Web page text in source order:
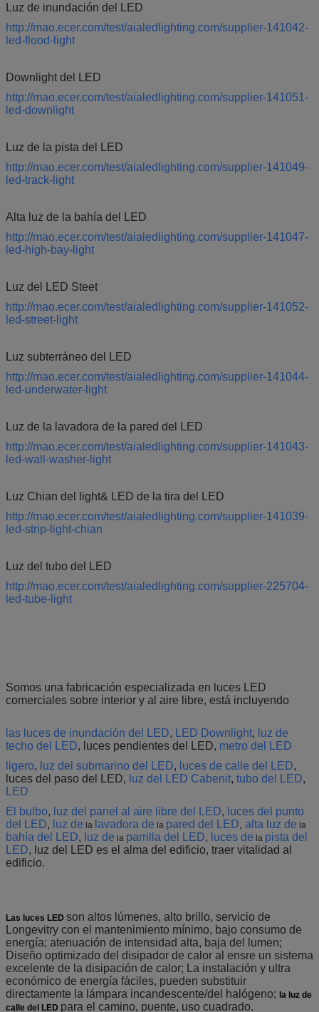
Luz de inundación del LED
http://mao.ecer.com/test/aialedlighting.com/supplier-141042-
led-flood-light
Downlight del LED
http://mao.ecer.com/test/aialedlighting.com/supplier-141051-
led-downlight
Luz de la pista del LED
http://mao.ecer.com/test/aialedlighting.com/supplier-141049-
led-track-light
Alta luz de la bahía del LED
http://mao.ecer.com/test/aialedlighting.com/supplier-141047-
led-high-bay-light
Luz del LED Steet
http://mao.ecer.com/test/aialedlighting.com/supplier-141052-
led-street-light
Luz subterráneo del LED
http://mao.ecer.com/test/aialedlighting.com/supplier-141044-
led-underwater-light
Luz de la lavadora de la pared del LED
http://mao.ecer.com/test/aialedlighting.com/supplier-141043-
led-wall-washer-light
Luz Chian del light& LED de la tira del LED
http://mao.ecer.com/test/aialedlighting.com/supplier-141039-
led-strip-light-chian
Luz del tubo del LED
http://mao.ecer.com/test/aialedlighting.com/supplier-225704-
led-tube-light
Somos una fabricación especializada en luces LED
comerciales sobre interior y al aire libre, está incluyendo
las luces de inundación del LED, LED Downlight, luz de
techo del LED, luces pendientes del LED, metro del LED
ligero, luz del submarino del LED, luces de calle del LED,
luces del paso del LED, luz del LED Cabenit, tubo del LED,
LED
El bulbo, luz del panel al aire libre del LED, luces del punto
del LED, luz de la lavadora de la pared del LED, alta luz de la
bahía del LED, luz de la parrilla del LED, luces de la pista del
LED, luz del LED es el alma del edificio, traer vitalidad al
edificio.
Las luces LED son altos lúmenes, alto brillo, servicio de
Longevitry con el mantenimiento mínimo, bajo consumo de
energía; atenuación de intensidad alta, baja del lumen;
Diseño optimizado del disipador de calor al ensre un sistema
excelente de la disipación de calor; La instalación y ultra
económico de energía fáciles, pueden substituir
directamente la lámpara incandescente/del halógeno; la luz de
calle del LED para el camino, puente, uso cuadrado.